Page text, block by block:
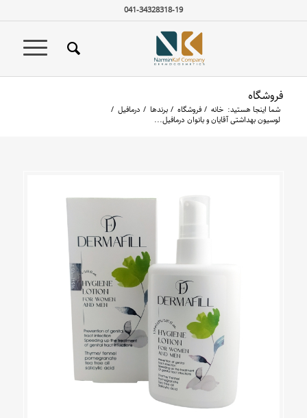
041-34328318-19
فروشگاه
شما اینجا هستید: خانه / فروشگاه / برندها / درمافیل /
لوسیون بهداشتی آقایان و بانوان درمافیل...